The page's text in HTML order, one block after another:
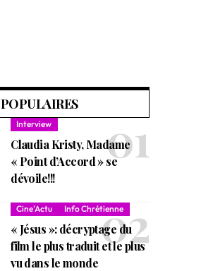
POPULAIRES
Interview
Claudia Kristy, Madame
« Point d’Accord » se
dévoile!!!
Cine'Actu Info Chrétienne
« Jésus »: décryptage du
film le plus traduit et le plus
vu dans le monde